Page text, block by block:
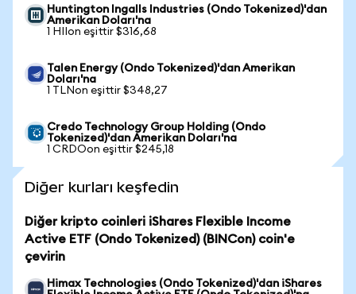
Huntington Ingalls Industries (Ondo Tokenized)'dan
Amerikan Doları'na
1 HIIon eşittir $316,68
Talen Energy (Ondo Tokenized)'dan Amerikan
Doları'na
1 TLNon eşittir $348,27
Credo Technology Group Holding (Ondo
Tokenized)'dan Amerikan Doları'na
1 CRDOon eşittir $245,18
Diğer kurları keşfedin
Diğer kripto coinleri iShares Flexible Income
Active ETF (Ondo Tokenized) (BINCon) coin'e
çevirin
Himax Technologies (Ondo Tokenized)'dan iShares